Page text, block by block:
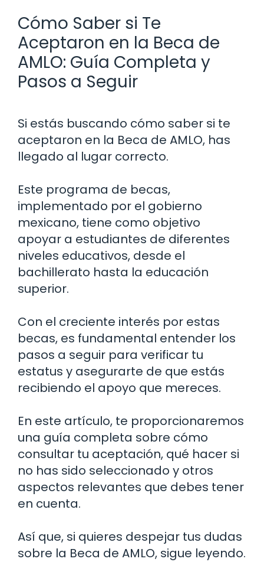
Cómo Saber si Te
Aceptaron en la Beca de
AMLO: Guía Completa y
Pasos a Seguir
Si estás buscando cómo saber si te
aceptaron en la Beca de AMLO, has
llegado al lugar correcto.
Este programa de becas,
implementado por el gobierno
mexicano, tiene como objetivo
apoyar a estudiantes de diferentes
niveles educativos, desde el
bachillerato hasta la educación
superior.
Con el creciente interés por estas
becas, es fundamental entender los
pasos a seguir para verificar tu
estatus y asegurarte de que estás
recibiendo el apoyo que mereces.
En este artículo, te proporcionaremos
una guía completa sobre cómo
consultar tu aceptación, qué hacer si
no has sido seleccionado y otros
aspectos relevantes que debes tener
en cuenta.
Así que, si quieres despejar tus dudas
sobre la Beca de AMLO, sigue leyendo.